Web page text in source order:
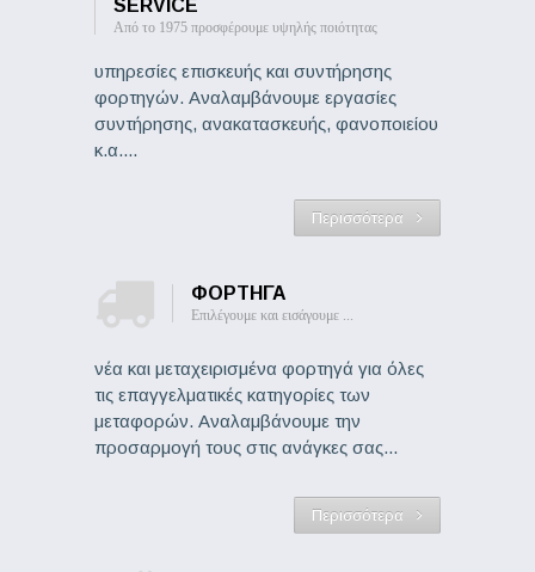
SERVICE
Από το 1975 προσφέρουμε υψηλής ποιότητας
υπηρεσίες επισκευής και συντήρησης
φορτηγών. Αναλαμβάνουμε εργασίες
συντήρησης, ανακατασκευής, φανοποιείου
κ.α....
Περισσότερα
ΦΟΡΤΗΓΑ
Επιλέγουμε και εισάγουμε ...
νέα και μεταχειρισμένα φορτηγά για όλες
τις επαγγελματικές κατηγορίες των
μεταφορών. Αναλαμβάνουμε την
προσαρμογή τους στις ανάγκες σας...
Περισσότερα